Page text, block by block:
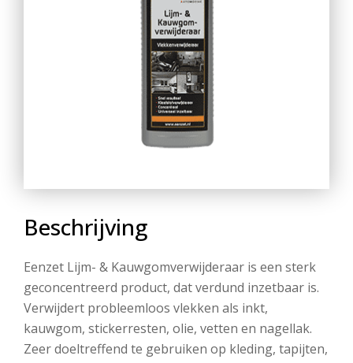
Beschrijving
Eenzet Lijm- & Kauwgomverwijderaar is een sterk
geconcentreerd product, dat verdund inzetbaar is.
Verwijdert probleemloos vlekken als inkt,
kauwgom, stickerresten, olie, vetten en nagellak.
Zeer doeltreffend te gebruiken op kleding, tapijten,